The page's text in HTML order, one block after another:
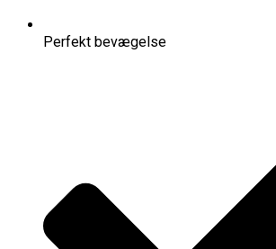
Perfekt bevægelse